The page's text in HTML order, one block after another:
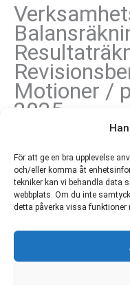
För att ge en bra upplevelse
och/eller komma åt
tekniker kan vi behandla data
webbplats. Om du inte
detta påverka vissa funktioner
Motioner /
2025
2025
Budget
Protokoll
Förbundet Aktiva
Copyright © 2026